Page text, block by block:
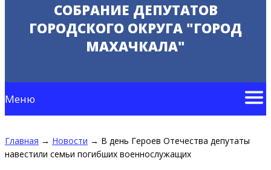
СОБРАНИЕ ДЕПУТАТОВ
ГОРОДСКОГО ОКРУГА "ГОРОД
МАХАЧКАЛА"
Меню
Главная → Новости → В день Героев Отечества депутаты
навестили семьи погибших военнослужащих